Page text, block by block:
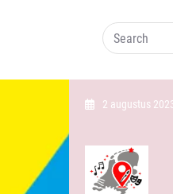
Search
2 augustus